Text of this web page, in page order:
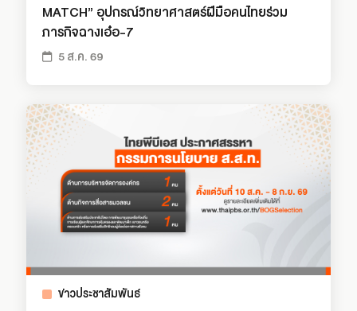
MATCH” อุปกรณ์วิทยาศาสตร์ฝีมือคนไทยร่วม
ภารกิจฉางเอ๋อ-7
5 ส.ค. 69
ข่าวประชาสัมพันธ์